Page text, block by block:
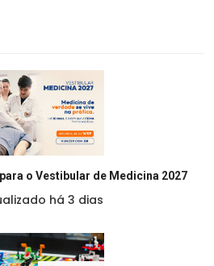
o Vestibular de Medicina 2027
há 3 dias